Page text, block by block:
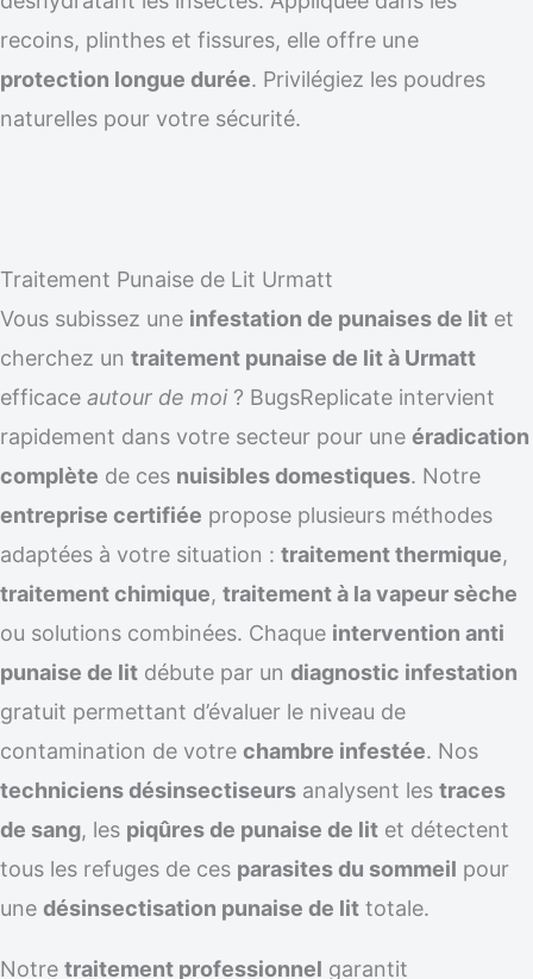
recoins, plinthes et fissures, elle offre une
protection longue durée. Privilégiez les poudres
naturelles pour votre sécurité.
Traitement Punaise de Lit Urmatt
Vous subissez une infestation de punaises de lit et
cherchez un traitement punaise de lit à Urmatt
efficace autour de moi? BugsReplicate intervient
rapidement dans votre secteur pour une éradication
complète de ces nuisibles domestiques. Notre
entreprise certifiée propose plusieurs méthodes
adaptées à votre situation : traitement thermique,
traitement chimique, traitement à la vapeur sèche
ou solutions combinées. Chaque intervention anti
punaise de lit débute par un diagnostic infestation
gratuit permettant d’évaluer le niveau de
contamination de votre chambre infestée. Nos
techniciens désinsectiseurs analysent les traces
de sang, les piqûres de punaise de lit et détectent
tous les refuges de ces parasites du sommeil pour
une désinsectisation punaise de lit totale.
Notre traitement professionnel garantit